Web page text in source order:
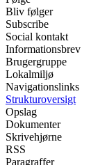
Bliv følger
Subscribe
Social kontakt
Informationsbrev
Brugergruppe
Lokalmiljø
Navigationslinks
Strukturoversigt
Opslag
Dokumenter
Skrivehjørne
RSS
Paragraffer